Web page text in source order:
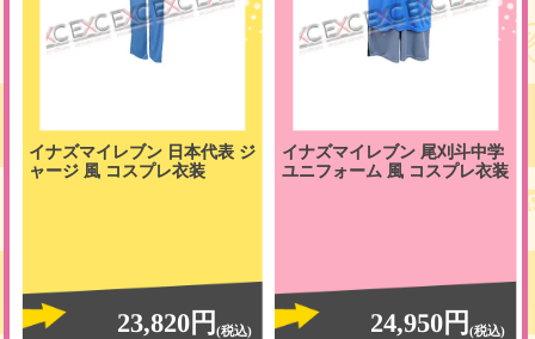
イナズマイレブン 日本代表 ジ
ャージ 風 コスプレ衣装
23,820円(税込)
イナズマイレブン 尾刈斗中学
ユニフォーム 風 コスプレ衣装
24,950円(税込)